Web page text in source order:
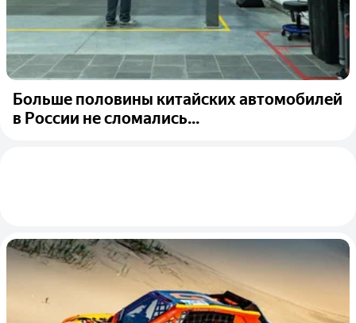
Больше половины китайских автомобилей
в России не сломались...